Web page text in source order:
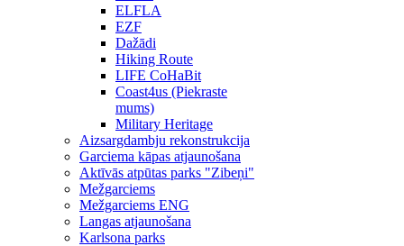
ELFLA
EZF
Dažādi
Hiking Route
LIFE CoHaBit
Coast4us (Piekraste
mums)
Military Heritage
Aizsargdambju rekonstrukcija
Garciema kāpas atjaunošana
Aktīvās atpūtas parks "Zibeņi"
Mežgarciems
Mežgarciems ENG
Langas atjaunošana
Karlsona parks